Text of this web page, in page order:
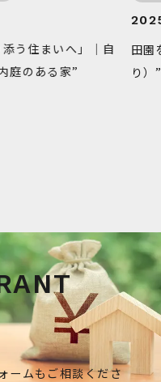
まいへ」｜自
ある家”
田園を望
り）”｜
ームもご相談くださ